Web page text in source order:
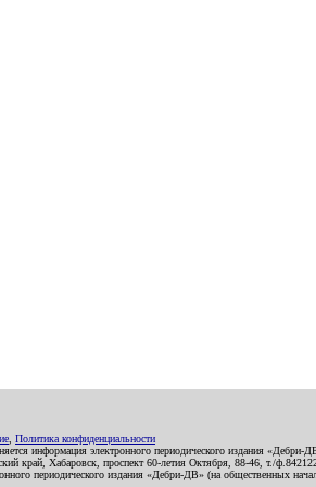
Политика конфиденциальности
информация электронного периодического издания
край, Хабаровск, проспект 60-летия Октября, 88-46, т./
периодического издания «Дебри-ДВ» (на